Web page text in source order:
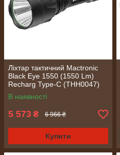
Ліхтар тактичний Mactronic
Black Eye 1550 (1550 Lm)
Recharg Type-C (THH0047)
В наявності
5 573 ₴ 6 966 ₴
Купити